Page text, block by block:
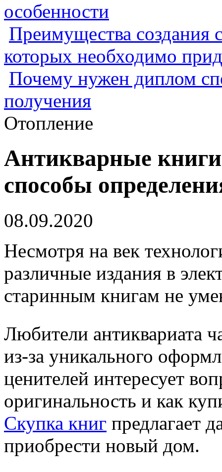
особенности
Преимущества создания
которых необходимо
Почему нужен диплом
получения
Отопление
Антикварные
способы
08.09.2020
Несмотря на век
различные издания в
старинным книгам не
Любители антиквариата
из-за уникального
ценителей интересует
оригинальность и как
Скупка книг предлагает
приобрести новый дом.